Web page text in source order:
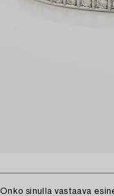
Onko sinulla vastaava